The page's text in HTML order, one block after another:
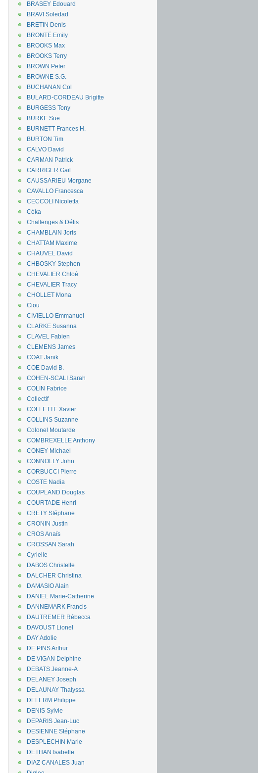
BRASEY Edouard
BRAVI Soledad
BRETIN Denis
BRONTË Emily
BROOKS Max
BROOKS Terry
BROWN Peter
BROWNE S.G.
BUCHANAN Col
BULARD-CORDEAU Brigitte
BURGESS Tony
BURKE Sue
BURNETT Frances H.
BURTON Tim
CALVO David
CARMAN Patrick
CARRIGER Gail
CAUSSARIEU Morgane
CAVALLO Francesca
CECCOLI Nicoletta
Céka
Challenges & Défis
CHAMBLAIN Joris
CHATTAM Maxime
CHAUVEL David
CHBOSKY Stephen
CHEVALIER Chloé
CHEVALIER Tracy
CHOLLET Mona
Ciou
CIVIELLO Emmanuel
CLARKE Susanna
CLAVEL Fabien
CLEMENS James
COAT Janik
COE David B.
COHEN-SCALI Sarah
COLIN Fabrice
Collectif
COLLETTE Xavier
COLLINS Suzanne
Colonel Moutarde
COMBREXELLE Anthony
CONEY Michael
CONNOLLY John
CORBUCCI Pierre
COSTE Nadia
COUPLAND Douglas
COURTADE Henri
CRETY Stéphane
CRONIN Justin
CROS Anaïs
CROSSAN Sarah
Cyrielle
DABOS Christelle
DALCHER Christina
DAMASIO Alain
DANIEL Marie-Catherine
DANNEMARK Francis
DAUTREMER Rébecca
DAVOUST Lionel
DAY Adolie
DE PINS Arthur
DE VIGAN Delphine
DEBATS Jeanne-A
DELANEY Joseph
DELAUNAY Thalyssa
DELERM Philippe
DENIS Sylvie
DEPARIS Jean-Luc
DESIENNE Stéphane
DESPLECHIN Marie
DETHAN Isabelle
DIAZ CANALES Juan